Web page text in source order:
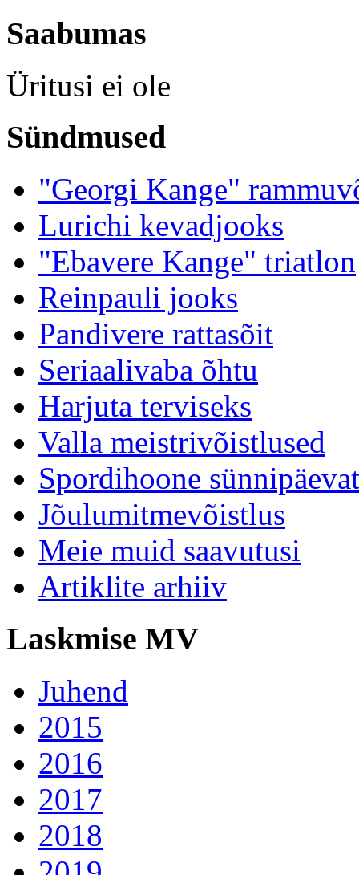
Saabumas
Üritusi ei ole
Sündmused
"Georgi Kange"
Lurichi kevadjooks
"Ebavere Kange" triatlon
Reinpauli jooks
Pandivere rattasõit
Seriaalivaba õhtu
Harjuta terviseks
Valla meistrivõistlused
Spordihoone
Jõulumitmevõistlus
Meie muid saavutusi
Artiklite arhiiv
Laskmise MV
Juhend
2015
2016
2017
2018